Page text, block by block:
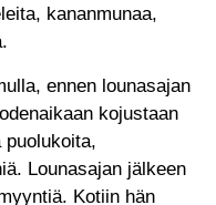
kananmunaa,
ennen lounasajan
kojustaan
Lounasajan jälkeen
Kotiin hän